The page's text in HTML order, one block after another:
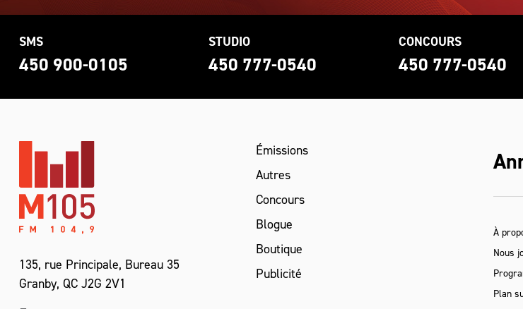
SMS
450 900-0105
STUDIO
450 777-0540
CONCOURS
450 777-0540
135, rue Principale, Bureau 35
Granby, QC J2G 2V1
Émissions
Autres
Concours
Blogue
Boutique
Publicité
À
Nous
Plan